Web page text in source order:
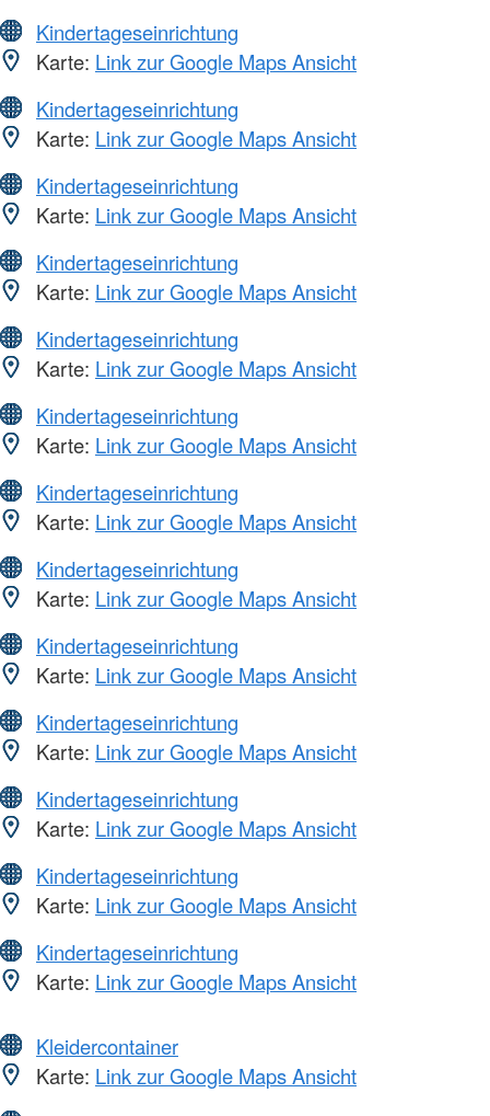
Kindertageseinrichtung
Karte: Link zur Google Maps Ansicht
Kindertageseinrichtung
Karte: Link zur Google Maps Ansicht
Kindertageseinrichtung
Karte: Link zur Google Maps Ansicht
Kindertageseinrichtung
Karte: Link zur Google Maps Ansicht
Kindertageseinrichtung
Karte: Link zur Google Maps Ansicht
Kindertageseinrichtung
Karte: Link zur Google Maps Ansicht
Kindertageseinrichtung
Karte: Link zur Google Maps Ansicht
Kindertageseinrichtung
Karte: Link zur Google Maps Ansicht
Kindertageseinrichtung
Karte: Link zur Google Maps Ansicht
Kindertageseinrichtung
Karte: Link zur Google Maps Ansicht
Kindertageseinrichtung
Karte: Link zur Google Maps Ansicht
Kindertageseinrichtung
Karte: Link zur Google Maps Ansicht
Kindertageseinrichtung
Karte: Link zur Google Maps Ansicht
Kleidercontainer
Karte: Link zur Google Maps Ansicht